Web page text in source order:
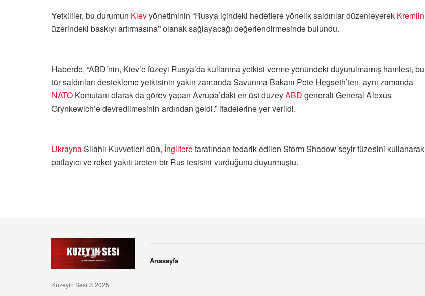
Yetkililer, bu durumun Kievyönetiminin “Rusya içindeki hedeflere yönelik saldırılar düzenleyerek Kremlin
üzerindeki baskıyı artırmasına” olanak sağlayacağı değerlendirmesinde bulundu.
Haberde, “ABD’nin, Kiev’e füzeyi Rusya’da kullanma yetkisi verme yönündeki duyurulmamış hamlesi, bu
tür saldırıları destekleme yetkisinin yakın zamanda Savunma Bakanı Pete Hegseth’ten, aynı zamanda
NATO Komutanı olarak da görev yapan Avrupa’daki en üst düzeyABD generali General Alexus
Grynkewich’e devredilmesinin ardından geldi.” ifadelerine yer verildi.
UkraynaSilahlı Kuvvetleri dün, İngilteretarafından tedarik edilen Storm Shadow seyir füzesini kullanarak
patlayıcı ve roket yakıtı üreten bir Rus tesisini vurduğunu duyurmuştu.